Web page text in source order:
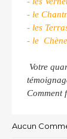
- le
- les
- le
Votre
Comment
Aucun